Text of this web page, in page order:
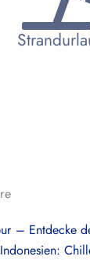
– Entdecke